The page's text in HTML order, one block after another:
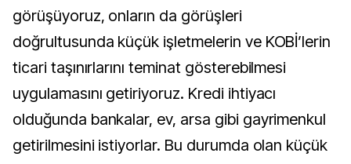
görüşüyoruz, onların da görüşleri
doğrultusunda küçük işletmelerin ve KOBİ’lerin
ticari taşınırlarını teminat gösterebilmesi
uygulamasını getiriyoruz. Kredi ihtiyacı
olduğunda bankalar, ev, arsa gibi gayrimenkul
getirilmesini istiyorlar. Bu durumda olan küçük